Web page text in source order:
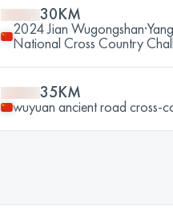
30KM
2024 Jian
National Cross Country
35KM
wuyuan ancient road cross-